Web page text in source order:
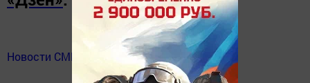
Новости СМИ2